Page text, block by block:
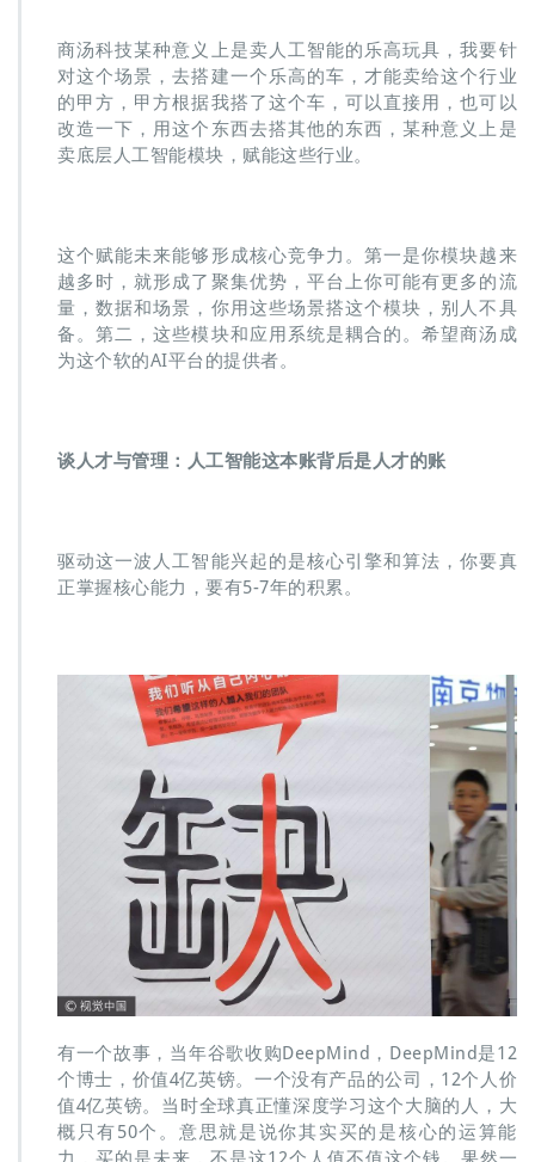
商汤科技某种意义上是卖人工智能的乐高玩具，我要针
对这个场景，去搭建一个乐高的车，才能卖给这个行业
的甲方，甲方根据我搭了这个车，可以直接用，也可以
改造一下，用这个东西去搭其他的东西，某种意义上是
卖底层人工智能模块，赋能这些行业。
这个赋能未来能够形成核心竞争力。第一是你模块越来
越多时，就形成了聚集优势，平台上你可能有更多的流
量，数据和场景，你用这些场景搭这个模块，别人不具
备。第二，这些模块和应用系统是耦合的。希望商汤成
为这个软的AI平台的提供者。
谈人才与管理：人工智能这本账背后是人才的账
驱动这一波人工智能兴起的是核心引擎和算法，你要真
正掌握核心能力，要有5-7年的积累。
有一个故事，当年谷歌收购DeepMind，DeepMind是12
个博士，价值4亿英镑。一个没有产品的公司，12个人价
值4亿英镑。当时全球真正懂深度学习这个大脑的人，大
概只有50个。意思就是说你其实买的是核心的运算能